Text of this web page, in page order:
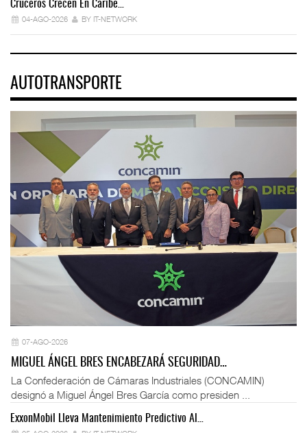
Cruceros Crecen En Caribe…
04-AGO-2026 BY IT-NETWORK
AUTOTRANSPORTE
07-AGO-2026
MIGUEL ÁNGEL BRES ENCABEZARÁ SEGURIDAD…
La Confederación de Cámaras Industriales (CONCAMIN)
designó a Miguel Ángel Bres García como presiden ...
ExxonMobil Lleva Mantenimiento Predictivo Al…